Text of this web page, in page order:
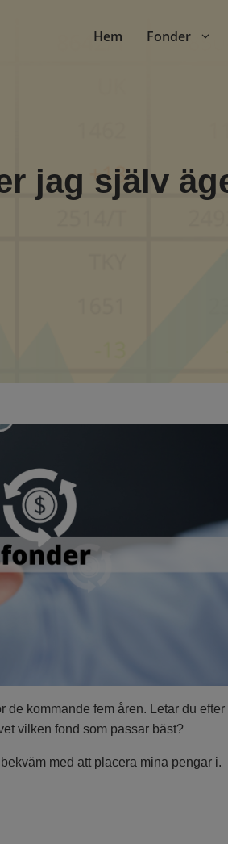
Hem Fonder
jag själv
kommande fem åren. Letar du efter
vilken fond som passar bäst?
med att placera mina pengar i.